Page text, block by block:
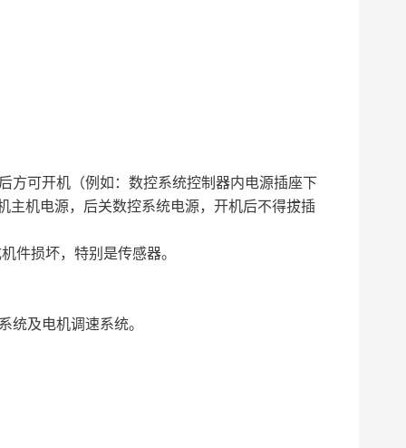
方可开机（例如：数控系统控制器内电源插座下
主机电源，后关数控系统电源，开机后不得拔插
件损坏，特别是传感器。
统及电机调速系统。